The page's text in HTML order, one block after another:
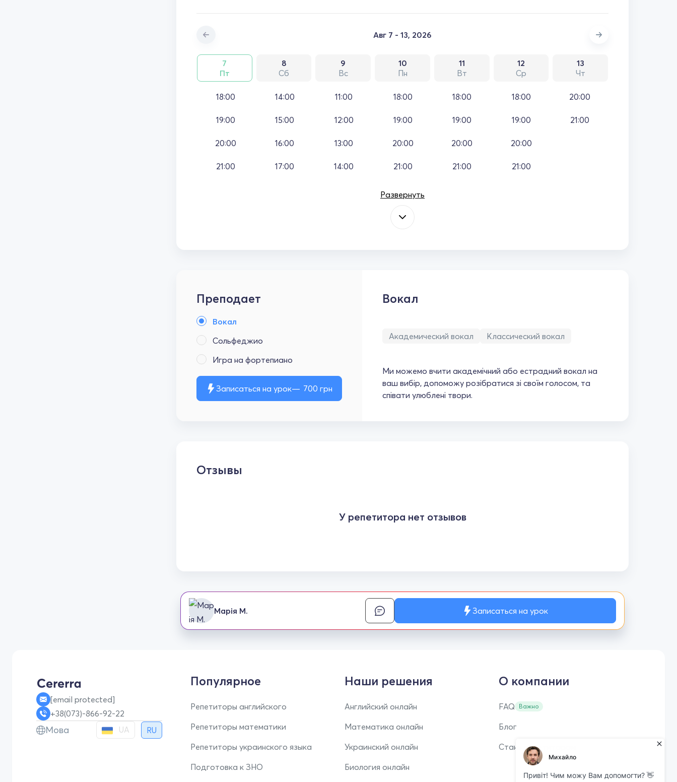
Авг 7 - 13, 2026
7
Пт
8
Сб
9
Вс
10
Пн
11
Вт
12
Ср
13
Чт
18:00
19:00
20:00
21:00
14:00
15:00
16:00
17:00
11:00
12:00
13:00
14:00
18:00
19:00
20:00
21:00
18:00
19:00
20:00
21:00
18:00
19:00
20:00
21:00
20:00
21:00
Развернуть
Преподает
Вокал
Сольфеджио
Игра на фортепиано
Записаться на урок 700 грн
Вокал
Академический вокал Классический вокал
Ми можемо вчити академічний або естрадний вокал на
ваш вибір, допоможу розібратися зі своїм голосом, та
співати улюблені твори.
Отзывы
У репетитора нет отзывов
Марія М. Записаться на урок
[email protected]
+38(073)-866-92-22
Мова UA RU
Популярное
Репетиторы английского
Репетиторы математики
Репетиторы украинского языка
Подготовка к ЗНО
Наши решения
Английский онлайн
Математика онлайн
Украинский онлайн
Биология онлайн
О компании
FAQ Важно
Блог
Стань репетитором